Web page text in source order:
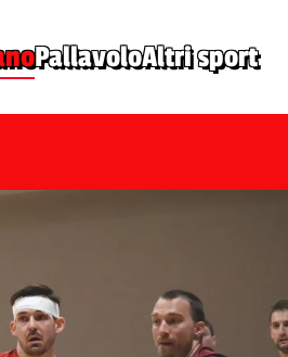
PallavoloAltri sport